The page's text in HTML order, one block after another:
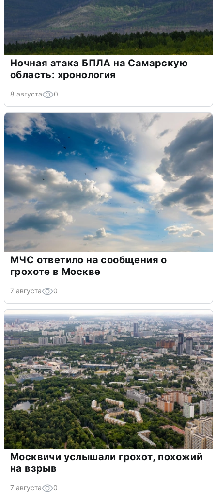
Ночная атака БПЛА на Самарскую
область: хронология
8 августа 0
МЧС ответило на сообщения о
грохоте в Москве
7 августа 0
Москвичи услышали грохот, похожий
на взрыв
7 августа 0